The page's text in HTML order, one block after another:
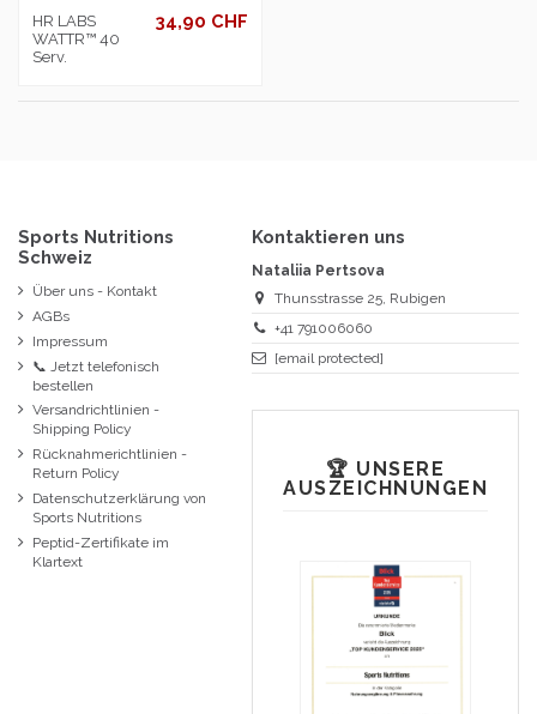
HR LABS
WATTR™ 40
Serv.
34,90 CHF
Sports Nutritions
Schweiz
Über uns - Kontakt
AGBs
Impressum
📞 Jetzt telefonisch
bestellen
Versandrichtlinien -
Shipping Policy
Rücknahmerichtlinien -
Return Policy
Datenschutzerklärung von
Sports Nutritions
Peptid-Zertifikate im
Klartext
Kontaktieren uns
Nataliia Pertsova
Thunsstrasse 25, Rubigen
+41 791006060
[email protected]
🏆 UNSERE
AUSZEICHNUNGEN